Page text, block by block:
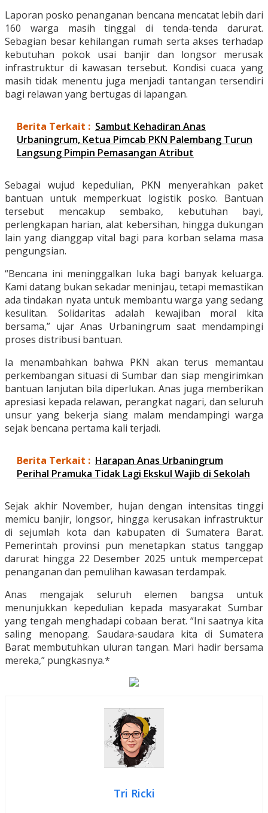
Laporan posko penanganan bencana mencatat lebih dari
160 warga masih tinggal di tenda-tenda darurat.
Sebagian besar kehilangan rumah serta akses terhadap
kebutuhan pokok usai banjir dan longsor merusak
infrastruktur di kawasan tersebut. Kondisi cuaca yang
masih tidak menentu juga menjadi tantangan tersendiri
bagi relawan yang bertugas di lapangan.
Berita Terkait : Sambut Kehadiran Anas
Urbaningrum, Ketua Pimcab PKN Palembang Turun
Langsung Pimpin Pemasangan Atribut
Sebagai wujud kepedulian, PKN menyerahkan paket
bantuan untuk memperkuat logistik posko. Bantuan
tersebut mencakup sembako, kebutuhan bayi,
perlengkapan harian, alat kebersihan, hingga dukungan
lain yang dianggap vital bagi para korban selama masa
pengungsian.
“Bencana ini meninggalkan luka bagi banyak keluarga.
Kami datang bukan sekadar meninjau, tetapi memastikan
ada tindakan nyata untuk membantu warga yang sedang
kesulitan. Solidaritas adalah kewajiban moral kita
bersama,” ujar Anas Urbaningrum saat mendampingi
proses distribusi bantuan.
Ia menambahkan bahwa PKN akan terus memantau
perkembangan situasi di Sumbar dan siap mengirimkan
bantuan lanjutan bila diperlukan. Anas juga memberikan
apresiasi kepada relawan, perangkat nagari, dan seluruh
unsur yang bekerja siang malam mendampingi warga
sejak bencana pertama kali terjadi.
Berita Terkait : Harapan Anas Urbaningrum
Perihal Pramuka Tidak Lagi Ekskul Wajib di Sekolah
Sejak akhir November, hujan dengan intensitas tinggi
memicu banjir, longsor, hingga kerusakan infrastruktur
di sejumlah kota dan kabupaten di Sumatera Barat.
Pemerintah provinsi pun menetapkan status tanggap
darurat hingga 22 Desember 2025 untuk mempercepat
penanganan dan pemulihan kawasan terdampak.
Anas mengajak seluruh elemen bangsa untuk
menunjukkan kepedulian kepada masyarakat Sumbar
yang tengah menghadapi cobaan berat. “Ini saatnya kita
saling menopang. Saudara-saudara kita di Sumatera
Barat membutuhkan uluran tangan. Mari hadir bersama
mereka,” pungkasnya.*
Tri Ricki